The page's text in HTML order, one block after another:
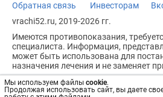
Мы используем файлы cookie.
Продолжая использовать сайт, вы даете
Обратная связь Инвесторам
vrachi52.ru, 2019-2026 гг.
Имеются противопоказания,
специалиста. Информация,
может быть использована для
назначения лечения и не заменяет
Возрастное ограничение: 18+